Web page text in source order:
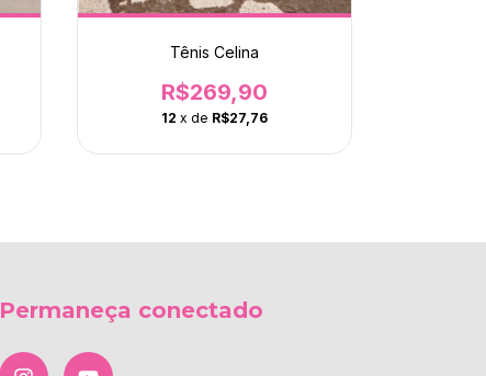
Tênis Celina
R$269,90
12 x de R$27,76
Permaneça conectado